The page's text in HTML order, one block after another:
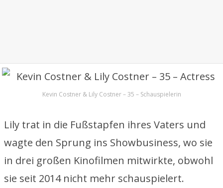
Kevin Costner & Lily Costner – 35 – Schauspielerin
Lily trat in die Fußstapfen ihres Vaters und
wagte den Sprung ins Showbusiness, wo sie
in drei großen Kinofilmen mitwirkte, obwohl
sie seit 2014 nicht mehr schauspielert.